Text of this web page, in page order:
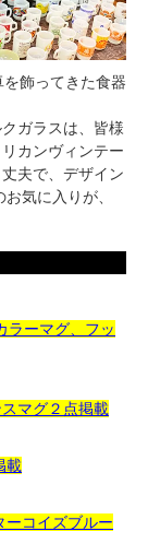
飾ってきた食器
ガラスは、皆様
カンヴィンテー
夫で、デザイン
気に入りが、
ラーマグ、フッ
マグ２点掲載
載
ーコイズブルー